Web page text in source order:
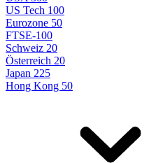
US Tech 100
Eurozone 50
FTSE-100
Schweiz 20
Österreich 20
Japan 225
Hong Kong 50